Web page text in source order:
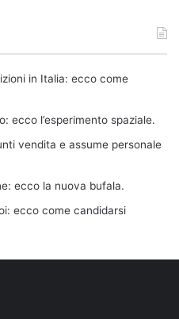
in Italia: ecco come
ecco l’esperimento spaziale.
vendita e assume personale
ecco la nuova bufala.
ecco come candidarsi